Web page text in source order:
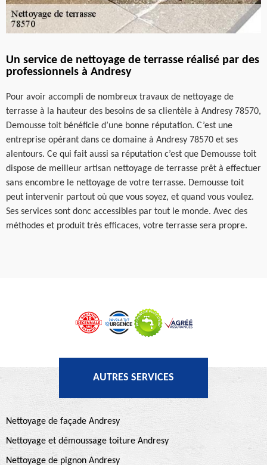
Un service de nettoyage de terrasse réalisé par des
professionnels à Andresy
Pour avoir accompli de nombreux travaux de nettoyage de
terrasse à la hauteur des besoins de sa clientèle à Andresy 78570,
Demousse toit bénéficie d’une bonne réputation. C’est une
entreprise opérant dans ce domaine à Andresy 78570 et ses
alentours. Ce qui fait aussi sa réputation c’est que Demousse toit
dispose de meilleur artisan nettoyage de terrasse prêt à effectuer
sans encombre le nettoyage de votre terrasse. Demousse toit
peut intervenir partout où que vous soyez, et quand vous voulez.
Ses services sont donc accessibles par tout le monde. Avec des
méthodes et produit très efficaces, votre terrasse sera propre.
AUTRES SERVICES
Nettoyage de façade Andresy
Nettoyage et démoussage toiture Andresy
Nettoyage de pignon Andresy